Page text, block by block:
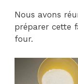
Nous avons
préparer cette
four.